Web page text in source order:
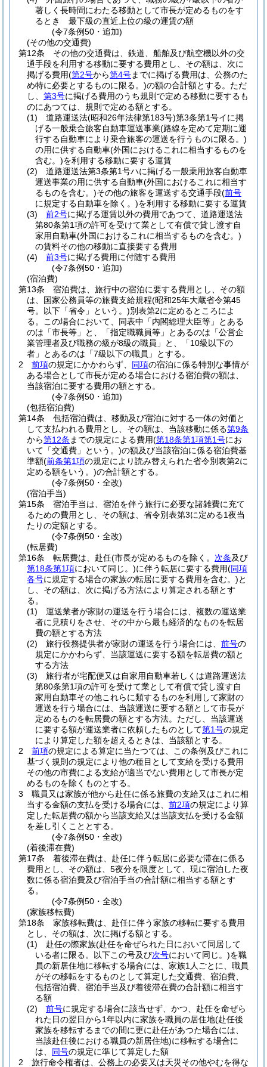
著しく長時間にわたる移動として市長が定めるものをす
るとき 最下級の直近上位の級の運賃の額
(令7条例50・追加)
(その他の交通費)
第12条
その他の交通費は、鉄道、船舶及び航空機以外の交
通手段を利用する移動に要する費用とし、その額は、次に
掲げる費用(第2号から第4号までに掲げる費用は、公務のた
め特に必要とするものに限る。)の額の合計額とする。 ただ
し、 第3号に掲げる費用のうち規則で定める移動に要するも
のにあつては、規則で定める額とする。
(1)
道路運送法(昭和26年法律第183号)第3条第1号イに掲
げる一般乗合旅客自動車運送事業(路線を定めて定期に運
行する自動車により乗合旅客の運送を行うものに限る。)
の用に供する自動車(外国におけるこれに相当するものを
含む。)を利用する移動に要する運賃
(2)
道路運送法第3条第1号ハに掲げる一般乗用旅客自動車
運送事業の用に供する自動車(外国におけるこれに相当す
るものを含む。)その他の旅客を運送する交通手段(前号
に規定する自動車を除く。)を利用する移動に要する運賃
(3)
前2号に掲げる運賃以外の費用であつて、道路運送法
第80条第1項の許可を受けて業として有償で貸し渡す自
家用自動車(外国におけるこれに相当するものを含む。)
の賃料その他の移動に直接要する費用
(4)
前3号に掲げる費用に付随する費用
(令7条例50・追加)
(宿泊費)
第13条
宿泊費は、旅行中の宿泊に要する費用とし、その額
は、国家公務員等の旅費支給規程(昭和25年大蔵省令第45
号。以下「省令」という。)別表第2に定めるところによ
る。
この場合において、同表中「内閣総理大臣等」とある
のは「市長等」と、「指定職職員等」とあるのは「公営企
業管理者及び職務の級が8級の職員」と、「10級以下の
者」とあるのは「7級以下の職員」とする。
2
前項の規定にかかわらず、 同項の宿泊に係る特別な事情が
ある場合として市長が定める場合における宿泊費の額は、
当該宿泊に要する費用の額とする。
(令7条例50・追加)
(包括宿泊費)
第14条
包括宿泊費は、移動及び宿泊に対する一体の対価と
して支払われる費用とし、その額は、当該移動に係る第9条
から第12条 までの規定による費用(第18条第1項第1号にお
いて「交通費」という。)の額及び当該宿泊に係る宿泊費基
準額(前条第1項の規定により読み替えられた省令別表第2に
定める額をいう。)の合計額とする。
(令7条例50・全改)
(宿泊手当)
第15条
宿泊手当は、宿泊を伴う旅行に必要な諸雑費に充て
るための費用とし、その額は、省令別表第3に定める1夜当
たりの定額とする。
(令7条例50・全改)
(転居費)
第16条
転居費は、赴任(市長が定めるものを除く。 次条及び
第18条第1項において同じ。)に伴う転居に要する費用(同項
各号に規定する場合の家族の転居に要する費用を含む。)と
し、その額は、次に掲げる方法により算定される額とす
る。
(1)
運送業者が家財の運送を行う場合には、複数の運送業
者に見積りをさせ、その中から最も経済的なものを転居
費の額とする方法
(2)
旅行役務提供者が家財の運送を行う場合には、 前号の
規定にかかわらず、当該運送に要する額を転居費の額と
する方法
(3)
旅行者が宅配便又は自家用自動車若しくは道路運送法
第80条第1項の許可を受けて業として有償で貸し渡す自
家用自動車その他これらに類するものを利用して家財の
運送を行う場合には、当該運送に要する額として市長が
定めるものを転居費の額とする方法。 ただし、当該運送
に要する額が運送業者に依頼したものとして第1号の規定
により算定した額を超えるときは、当該額とする。
2
前項の規定による算定に当たつては、この条例及びこれに
基づく規則の規定により他の種目として支給を受ける費用
その他の市費による支給が適当でない費用として市長が定
めるものを除くものとする。
3
職員又は家族が他から赴任に係る旅費の支給又はこれに相
当する金額の支払を受ける場合には、 前2項の規定により算
定した転居費の額から当該支給又は当該支払を受ける金額
を差し引くこととする。
(令7条例50・全改)
(着後滞在費)
第17条
着後滞在費は、赴任に伴う転居に必要な滞在に係る
費用とし、その額は、5夜分を限度として、現に宿泊した夜
数に係る宿泊費及び宿泊手当の合計額に相当する額とす
る。
(令7条例50・全改)
(家族移転費)
第18条
家族移転費は、赴任に伴う家族の移転に要する費用
とし、その額は、次に掲げる額とする。
(1)
赴任の際家族(赴任を命ぜられた日において同居して
いる者に限る。以下この号及び次号において同じ。)を職
員の新居住地に移転する場合には、家族1人ごとに、職員
がその移転をするものとして算定した交通費、宿泊費、
包括宿泊費、宿泊手当及び着後滞在費の合計額に相当す
る額
(2)
前号に規定する場合に該当せず、かつ、赴任を命ぜら
れた日の翌日から1年以内に家族を職員の居住地(赴任後
家族を移転するまでの間に更に赴任があつた場合には、
当該赴任後における職員の新居住地)に移転する場合に
は、 同号の規定に準じて算定した額
2
旅行命令権者は、公務上の必要又は天災その他やむを得な